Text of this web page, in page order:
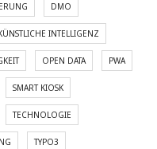
DMO
INTELLIGENZ
OPEN DATA PWA
SMART KIOSK
TECHNOLOGIE
TYPO3